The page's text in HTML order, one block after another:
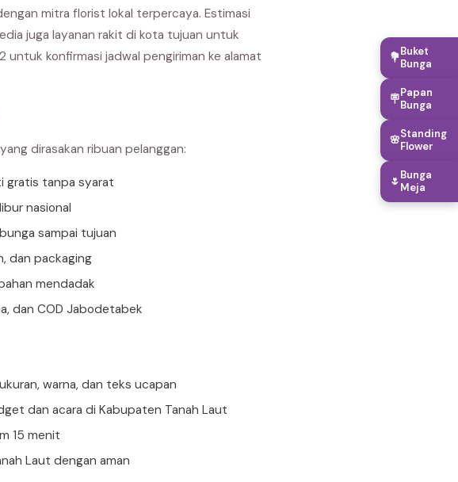
mitra florist lokal terpercaya. Estimasi
juga layanan rakit di kota tujuan untuk
untuk konfirmasi jadwal pengiriman ke alamat
dirasakan ribuan pelanggan:
gratis tanpa syarat
nasional
sampai tujuan
dan packaging
mendadak
dan COD Jabodetabek
warna, dan teks ucapan
dan acara di Kabupaten Tanah Laut
15 menit
Laut dengan aman
💐Buket
Bunga
🪧Papan
Bunga
🌸Standing
Flower
🌷Bunga
Meja